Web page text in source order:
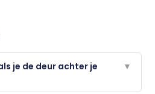
je de deur achter je
▼